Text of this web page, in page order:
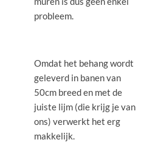
probleem.
Omdat het behang wordt
geleverd in banen van
50cm breed en met de
juiste lijm (die krijg je van
ons) verwerkt het erg
makkelijk.